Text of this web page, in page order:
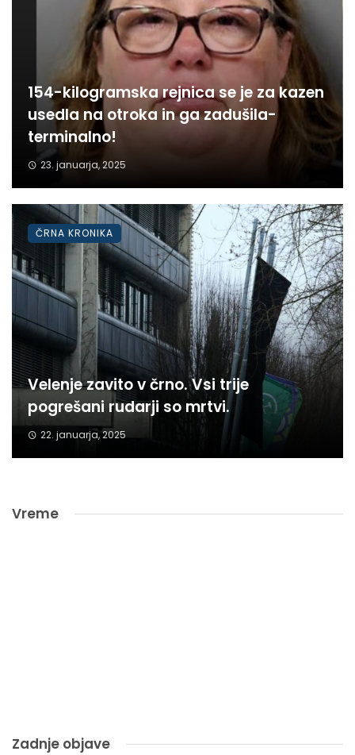
154-kilogramska rejnica se je za kazen
usedla na otroka in ga zadušila-
terminalno!
23. januarja, 2025
Velenje zavito v črno. Vsi trije
pogrešani rudarji so mrtvi.
22. januarja, 2025
ČRNA KRONIKA
Vreme
Zadnje objave